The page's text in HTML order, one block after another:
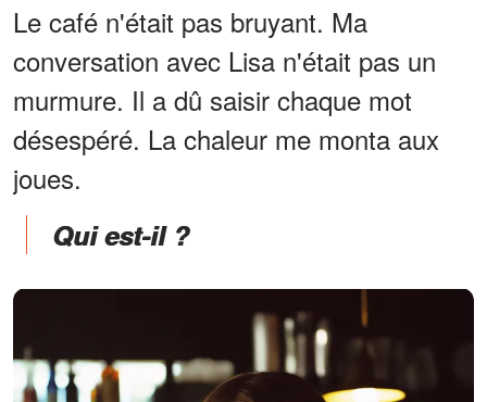
Le café n'était pas bruyant. Ma
conversation avec Lisa n'était pas un
murmure. Il a dû saisir chaque mot
désespéré. La chaleur me monta aux
joues.
Qui est-il ?